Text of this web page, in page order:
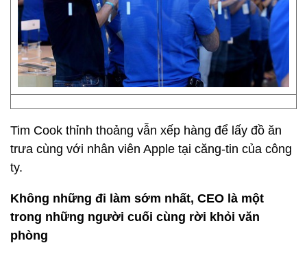
Tim Cook thỉnh thoảng vẫn xếp hàng để lấy đồ ăn
trưa cùng với nhân viên Apple tại căng-tin của công
ty.
Không những đi làm sớm nhất, CEO là một
trong những người cuối cùng rời khỏi văn
phòng